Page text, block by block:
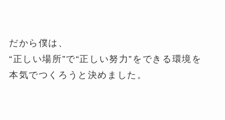
だから僕は、
“正しい場所”で“正しい努力”をできる環境を
本気でつくろうと決めました。